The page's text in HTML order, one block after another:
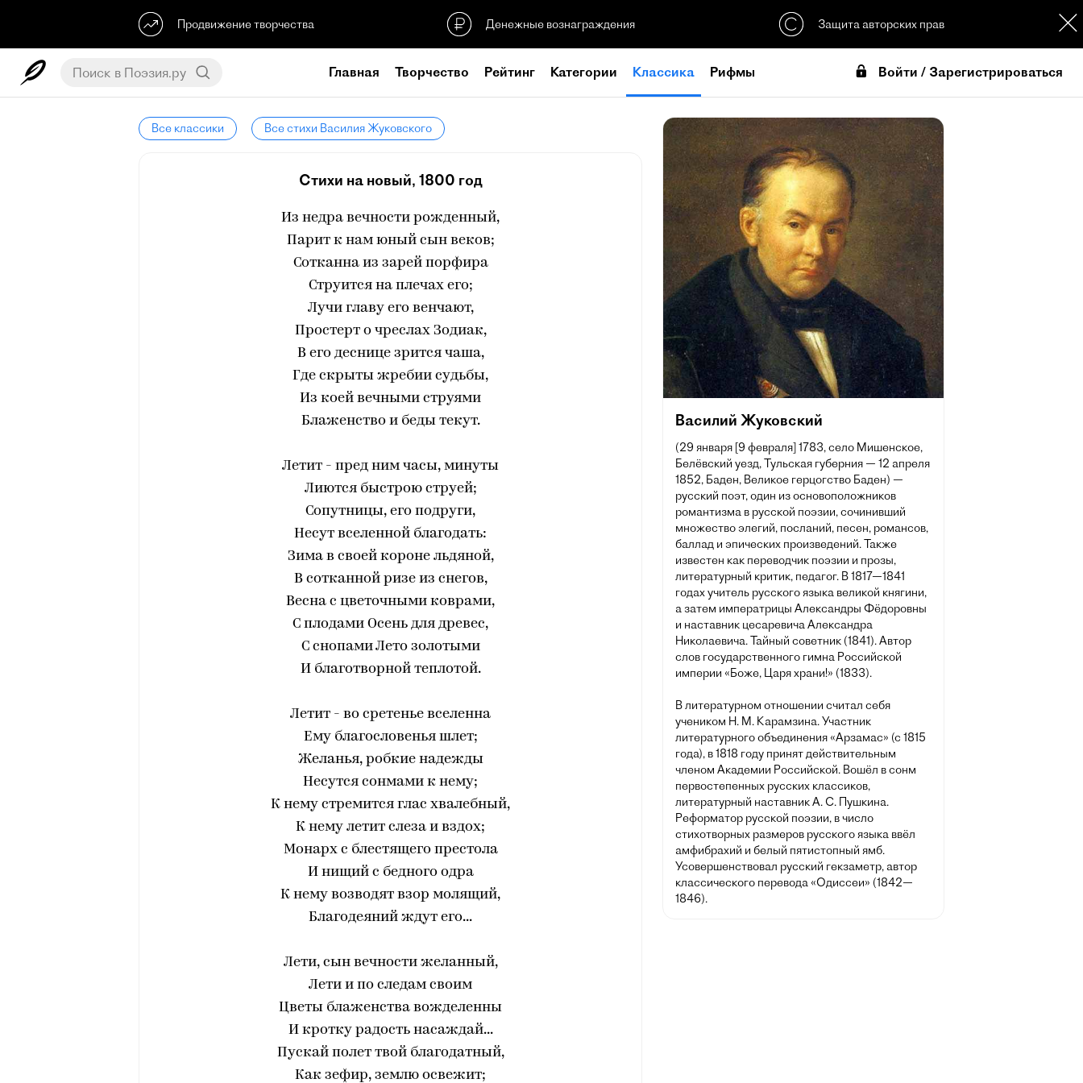
Продвижение творчества Денежные вознаграждения Защита авторских прав
Главная Творчество Рейтинг Категории Классика Рифмы Войти / Зарегистрироваться
Все классики Все стихи Василия Жуковского
Стихи на новый, 1800 год
Из недра вечности рожденный,
Парит к нам юный сын веков;
Сотканна из зарей порфира
Струится на плечах его;
Лучи главу его венчают,
Простерт о чреслах Зодиак,
В его деснице зрится чаша,
Где скрыты жребии судьбы,
Из коей вечными струями
Блаженство и беды текут.
Летит - пред ним часы, минуты
Лиются быстрою струей;
Сопутницы, его подруги,
Несут вселенной благодать:
Зима в своей короне льдяной,
В сотканной ризе из снегов,
Весна с цветочными коврами,
С плодами Осень для древес,
С снопами Лето золотыми
И благотворной теплотой.
Летит - во сретенье вселенна
Ему благословенья шлет;
Желанья, робкие надежды
Несутся сонмами к нему;
К нему стремится глас хвалебный,
К нему летит слеза и вздох;
Монарх с блестящего престола
И нищий с бедного одра
К нему возводят взор молящий,
Благодеяний ждут его...
Лети, сын вечности желанный,
Лети и по следам своим
Цветы блаженства вожделенны
И кротку радость насаждай...
Пускай полет твой благодатный,
Как зефир, землю освежит;
Василий Жуковский
(29 января [9 февраля] 1783, село Мишенское,
Белёвский уезд, Тульская губерния — 12 апреля
1852, Баден, Великое герцогство Баден) —
русский поэт, один из основоположников
романтизма в русской поэзии, сочинивший
множество элегий, посланий, песен, романсов,
баллад и эпических произведений. Также
известен как переводчик поэзии и прозы,
литературный критик, педагог. В 1817—1841
годах учитель русского языка великой княгини,
а затем императрицы Александры Фёдоровны
и наставник цесаревича Александра
Николаевича. Тайный советник (1841). Автор
слов государственного гимна Российской
империи «Боже, Царя храни!» (1833).
В литературном отношении считал себя
учеником Н. М. Карамзина. Участник
литературного объединения «Арзамас» (с 1815
года), в 1818 году принят действительным
членом Академии Российской. Вошёл в сонм
первостепенных русских классиков,
литературный наставник А. С. Пушкина.
Реформатор русской поэзии, в число
стихотворных размеров русского языка ввёл
амфибрахий и белый пятистопный ямб.
Усовершенствовал русский гекзаметр, автор
классического перевода «Одиссеи» (1842—
1846).